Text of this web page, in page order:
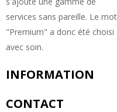
services sans pareille. Le mot
"Premium" a donc été choisi
avec soin.
INFORMATION
CONTACT